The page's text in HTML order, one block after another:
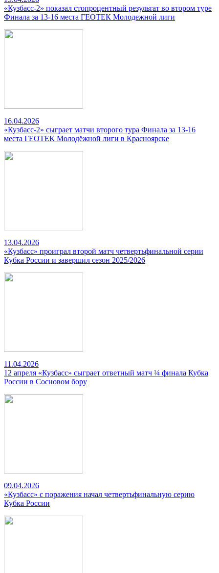
«Кузбасс-2» показал стопроцентный результат во втором туре
Финала за 13-16 места ГЕОТЕК Молодежной лиги
16.04.2026
«Кузбасс-2» сыграет матчи второго тура Финала за 13-16
места ГЕОТЕК Молодёжной лиги в Красноярске
13.04.2026
«Кузбасс» проиграл второй матч четвертьфинальной серии
Кубка России и завершил сезон 2025/2026
11.04.2026
12 апреля «Кузбасс» сыграет ответный матч ¼ финала Кубка
России в Сосновом бору
09.04.2026
«Кузбасс» с поражения начал четвертьфинальную серию
Кубка России